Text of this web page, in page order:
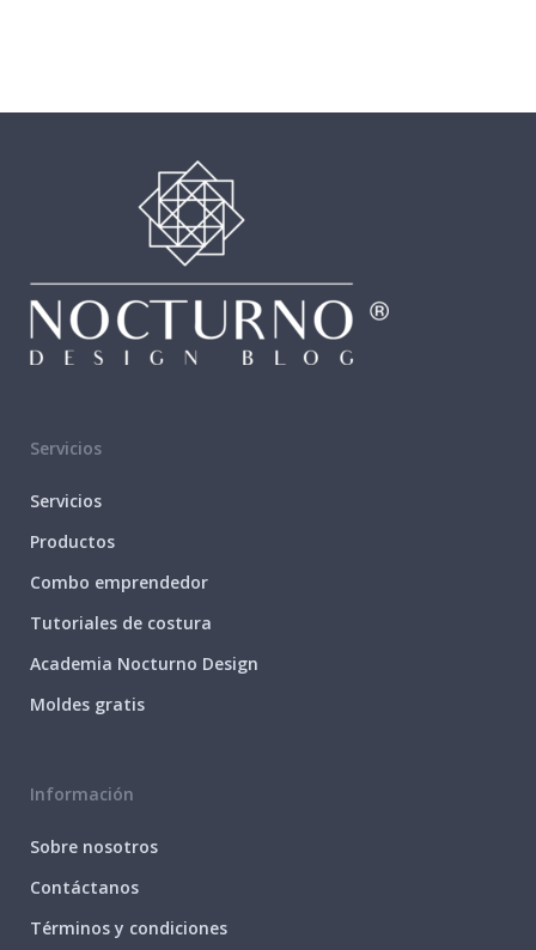
Servicios
Servicios
Productos
Combo emprendedor
Tutoriales de costura
Academia Nocturno Design
Moldes gratis
Información
Sobre nosotros
Contáctanos
Términos y condiciones